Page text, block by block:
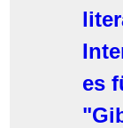
es